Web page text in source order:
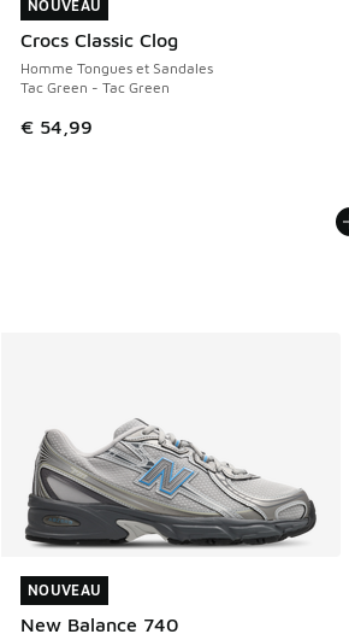
NOUVEAU
Crocs Classic Clog
Homme Tongues et Sandales
Tac Green - Tac Green
€ 54,99
NOUVEAU
NOUVEAU
New Balance 740
NOUVEAU